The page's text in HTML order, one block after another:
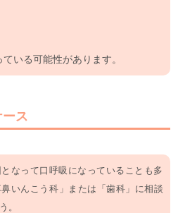
いる可能性があります。
ース
なって口呼吸になっていることも多
いんこう科」または「歯科」に相談
。